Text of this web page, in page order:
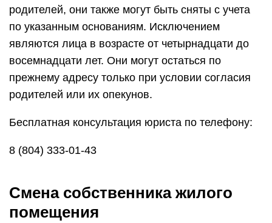
родителей, они также могут быть сняты с учета
по указанным основаниям. Исключением
являются лица в возрасте от четырнадцати до
восемнадцати лет. Они могут остаться по
прежнему адресу только при условии согласия
родителей или их опекунов.
Бесплатная консультация юриста по телефону:
8 (804) 333-01-43
Смена собственника жилого
помещения